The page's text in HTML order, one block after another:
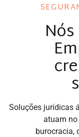
Soluções jurídicas
atuam no
burocracia,